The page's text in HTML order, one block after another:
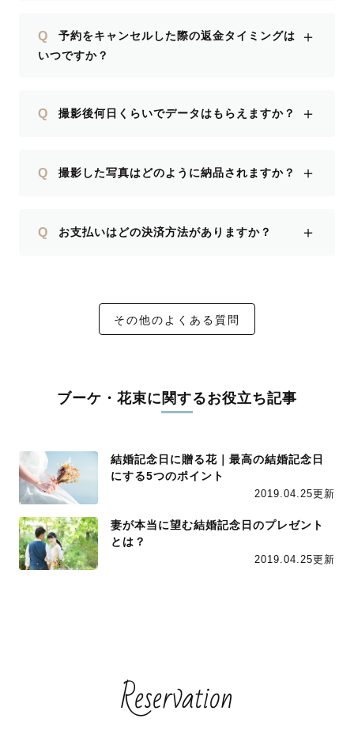
Q
予約をキャンセルした際の返金タイミングは
いつですか？
＋
Q 撮影後何日くらいでデータはもらえますか？ ＋
Q 撮影した写真はどのように納品されますか？ ＋
Q お支払いはどの決済方法がありますか？ ＋
その他のよくある質問
ブーケ・花束に関するお役立ち記事
結婚記念日に贈る花｜最高の結婚記念日
にする5つのポイント
2019.04.25更新
妻が本当に望む結婚記念日のプレゼント
とは？
2019.04.25更新
Reservation